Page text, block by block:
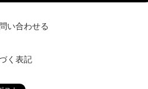
い合わせる
く表記